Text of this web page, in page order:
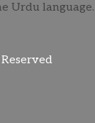
Urdu language.